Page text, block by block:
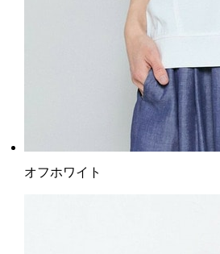
オフホワイト